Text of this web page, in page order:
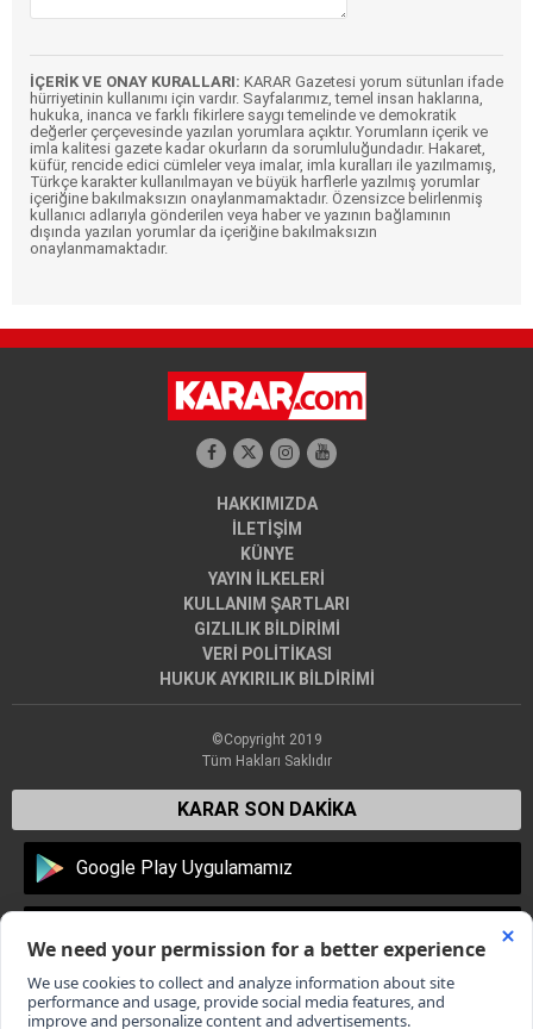
İÇERİK VE ONAY KURALLARI: KARAR Gazetesi yorum sütunları ifade
hürriyetinin kullanımı için vardır. Sayfalarımız, temel insan haklarına,
hukuka, inanca ve farklı fikirlere saygı temelinde ve demokratik
değerler çerçevesinde yazılan yorumlara açıktır. Yorumların içerik ve
imla kalitesi gazete kadar okurların da sorumluluğundadır. Hakaret,
küfür, rencide edici cümleler veya imalar, imla kuralları ile yazılmamış,
Türkçe karakter kullanılmayan ve büyük harflerle yazılmış yorumlar
içeriğine bakılmaksızın onaylanmamaktadır. Özensizce belirlenmiş
kullanıcı adlarıyla gönderilen veya haber ve yazının bağlamının
dışında yazılan yorumlar da içeriğine bakılmaksızın
onaylanmamaktadır.
HAKKIMIZDA
İLETİŞİM
KÜNYE
YAYIN İLKELERİ
KULLANIM ŞARTLARI
GIZLILIK BİLDİRİMİ
VERİ POLİTİKASI
HUKUK AYKIRILIK BİLDİRİMİ
©Copyright 2019
Tüm Hakları Saklıdır
KARAR SON DAKİKA
Google Play Uygulamamız
Dünyadan en son haberler, Türkiye'den son dakika gelişmeleri,